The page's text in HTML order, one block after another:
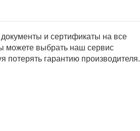
и сертификаты на все
можете выбрать наш сервис
потерять гарантию производителя.